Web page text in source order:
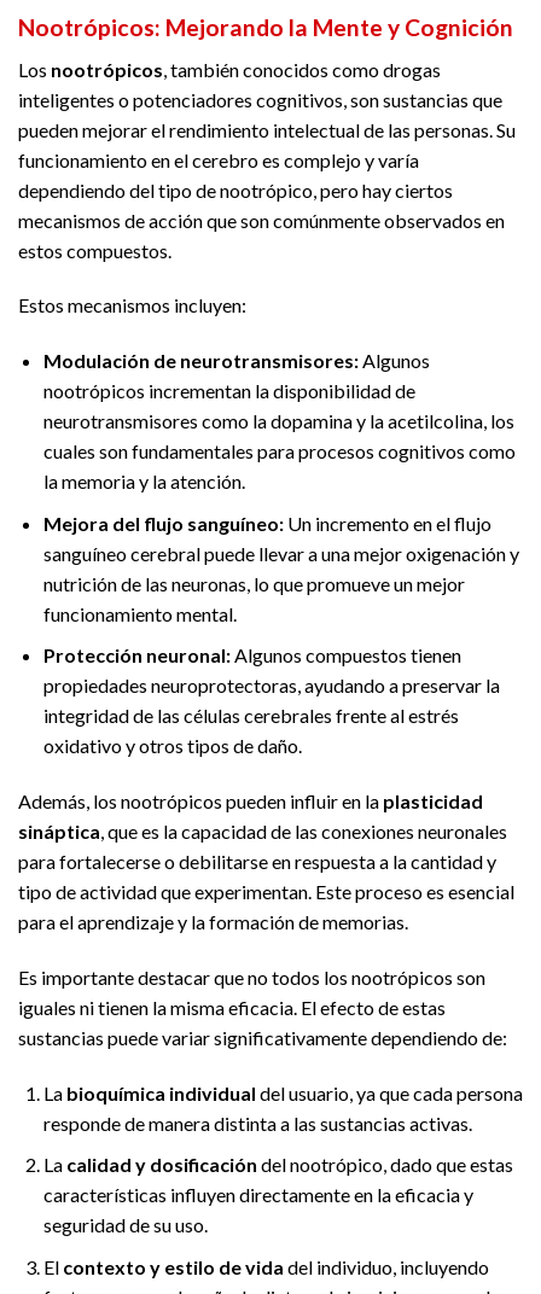
Nootrópicos: Mejorando la Mente y Cognición
Los nootrópicos , también conocidos como drogas
inteligentes o potenciadores cognitivos, son sustancias que
pueden mejorar el rendimiento intelectual de las personas. Su
funcionamiento en el cerebro es complejo y varía
dependiendo del tipo de nootrópico, pero hay ciertos
mecanismos de acción que son comúnmente observados en
estos compuestos.
Estos mecanismos incluyen:
Modulación de neurotransmisores:Algunos
nootrópicos incrementan la disponibilidad de
neurotransmisores como la dopamina y la acetilcolina, los
cuales son fundamentales para procesos cognitivos como
la memoria y la atención.
Mejora del flujo sanguíneo:Un incremento en el flujo
sanguíneo cerebral puede llevar a una mejor oxigenación y
nutrición de las neuronas, lo que promueve un mejor
funcionamiento mental.
Protección neuronal:Algunos compuestos tienen
propiedades neuroprotectoras, ayudando a preservar la
integridad de las células cerebrales frente al estrés
oxidativo y otros tipos de daño.
Además, los nootrópicos pueden influir en la plasticidad
sináptica, que es la capacidad de las conexiones neuronales
para fortalecerse o debilitarse en respuesta a la cantidad y
tipo de actividad que experimentan. Este proceso es esencial
para el aprendizaje y la formación de memorias.
Es importante destacar que no todos los nootrópicos son
iguales ni tienen la misma eficacia. El efecto de estas
sustancias puede variar significativamente dependiendo de:
La bioquímica individual del usuario, ya que cada persona
responde de manera distinta a las sustancias activas.
La calidad y dosificación del nootrópico, dado que estas
características influyen directamente en la eficacia y
seguridad de su uso.
El contexto y estilo de vida del individuo, incluyendo